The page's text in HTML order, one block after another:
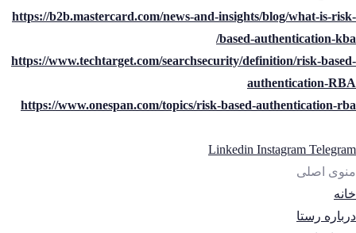
https://b2b.mastercard.com/news-and-insights/blog/what-is-risk-
based-authentication-kba/
https://www.techtarget.com/searchsecurity/definition/risk-based-
authentication-RBA
https://www.onespan.com/topics/risk-based-authentication-rba
Linkedin Instagram Telegram
منوی اصلی
خانه
درباره رستا